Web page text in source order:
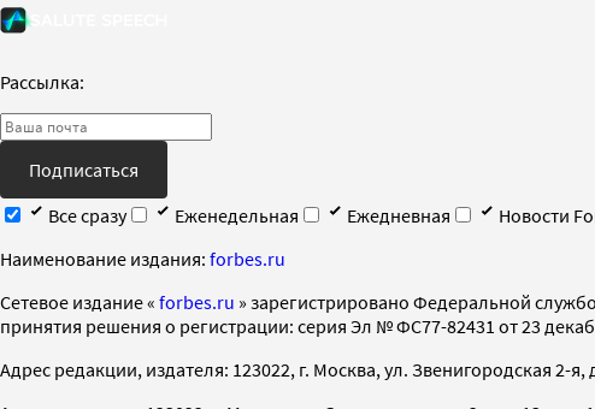
Рассылка:
Подписаться
Все сразу
Еженедельная Ежедневная
Новости
Наименование издания: forbes.ru
Cетевое издание « forbes.ru » зарегистрировано Федеральной
принятия решения о регистрации: серия Эл № ФС77-82431 от 23
Адрес редакции, издателя: 123022, г. Москва, ул. Звенигородская 2-я,